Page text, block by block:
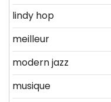
lindy hop
meilleur
modern jazz
musique